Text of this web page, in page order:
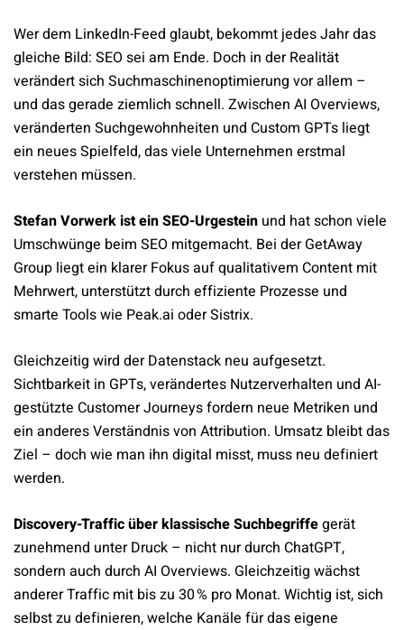
Wer dem LinkedIn-Feed glaubt, bekommt jedes Jahr das
gleiche Bild: SEO sei am Ende. Doch in der Realität
verändert sich Suchmaschinenoptimierung vor allem –
und das gerade ziemlich schnell. Zwischen AI Overviews,
veränderten Suchgewohnheiten und Custom GPTs liegt
ein neues Spielfeld, das viele Unternehmen erstmal
verstehen müssen.
Stefan Vorwerk ist ein SEO-Urgestein und hat schon viele
Umschwünge beim SEO mitgemacht. Bei der GetAway
Group liegt ein klarer Fokus auf qualitativem Content mit
Mehrwert, unterstützt durch effiziente Prozesse und
smarte Tools wie Peak.ai oder Sistrix.
Gleichzeitig wird der Datenstack neu aufgesetzt.
Sichtbarkeit in GPTs, verändertes Nutzerverhalten und AI-
gestützte Customer Journeys fordern neue Metriken und
ein anderes Verständnis von Attribution. Umsatz bleibt das
Ziel – doch wie man ihn digital misst, muss neu definiert
werden.
Discovery-Traffic über klassische Suchbegriffegerät
zunehmend unter Druck – nicht nur durch ChatGPT,
sondern auch durch AI Overviews. Gleichzeitig wächst
anderer Traffic mit bis zu 30 % pro Monat. Wichtig ist, sich
selbst zu definieren, welche Kanäle für das eigene